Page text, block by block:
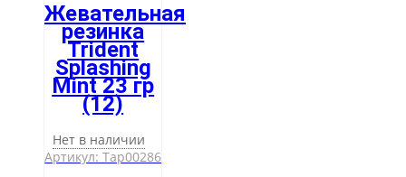
Жевательная
резинка
Trident
Splashing
Mint 23 гр
(12)
Нет в наличии
Артикул: Тар00286